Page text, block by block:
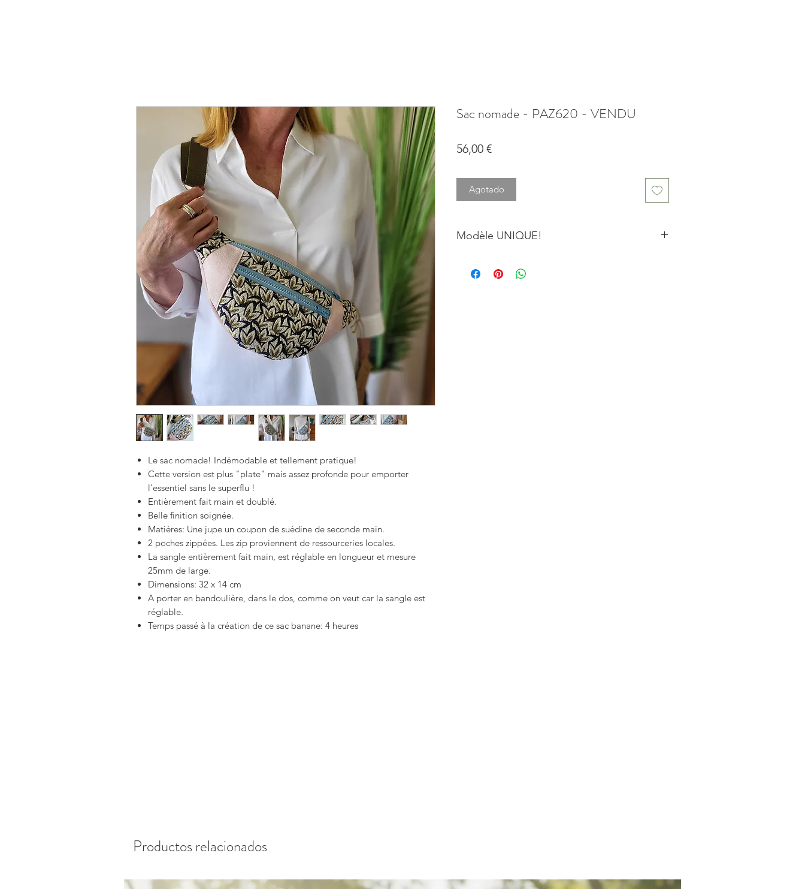
Le sac nomade! Indémodable et tellement pratique!
Cette version est plus "plate" mais assez profonde pour emporter
l'essentiel sans le superflu !
Entièrement fait main et doublé.
Belle finition soignée.
Matières: Une jupe un coupon de suédine de seconde main.
2 poches zippées. Les zip proviennent de ressourceries locales.
La sangle entièrement fait main, est réglable en longueur et mesure
25mm de large.
Dimensions: 32 x 14 cm
A porter en bandoulière, dans le dos, comme on veut car la sangle est
réglable.
Temps passé à la création de ce sac banane: 4 heures
Sac nomade - PAZ620 - VENDU
56,00 €Precio
Agotado
Modèle UNIQUE!
Productos relacionados